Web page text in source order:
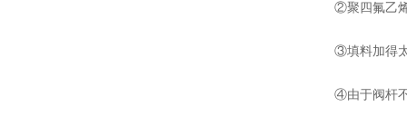
②聚四氟乙烯
③填料加得太
④由于阀杆不